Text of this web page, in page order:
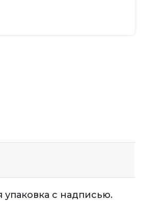
с надписью.